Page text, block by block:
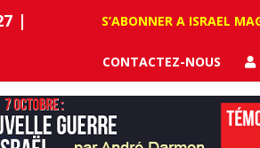
|
S’ABONNER A ISRAEL
CONTACTEZ-NOUS